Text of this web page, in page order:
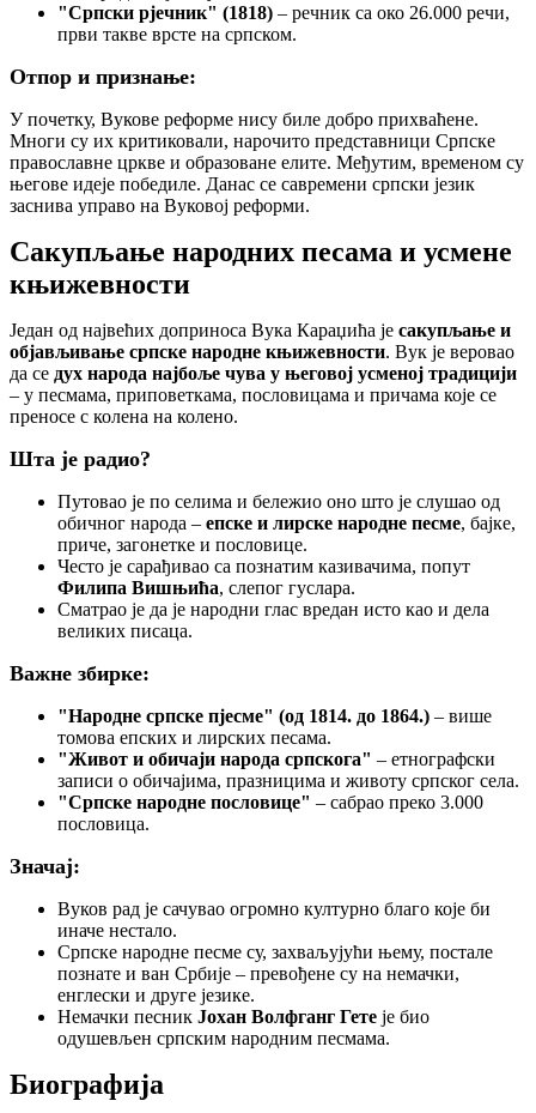
"Српски рјечник" (1818) – речник са око 26.000 речи,
први такве врсте на српском.
Отпор и признање:
У почетку, Вукове реформе нису биле добро прихваћене.
Многи су их критиковали, нарочито представници Српске
православне цркве и образоване елите. Међутим, временом су
његове идеје победиле. Данас се савремени српски језик
заснива управо на Вуковој реформи.
Сакупљање народних песама и усмене
књижевности
Један од највећих доприноса Вука Караџића је сакупљање и
објављивање српске народне књижевности. Вук је веровао
да се дух народа најбоље чува у његовој усменој традицији
– у песмама, приповеткама, пословицама и причама које се
преносе с колена на колено.
Шта је радио?
Путовао је по селима и бележио оно што је слушао од
обичног народа – епске и лирске народне песме, бајке,
приче, загонетке и пословице.
Често је сарађивао са познатим казивачима, попут
Филипа Вишњића, слепог гуслара.
Сматрао је да је народни глас вредан исто као и дела
великих писаца.
Важне збирке:
"Народне српске пјесме" (од 1814. до 1864.) – више
томова епских и лирских песама.
"Живот и обичаји народа српскога" – етнографски
записи о обичајима, празницима и животу српског села.
"Српске народне пословице" – сабрао преко 3.000
пословица.
Значај:
Вуков рад је сачувао огромно културно благо које би
иначе нестало.
Српске народне песме су, захваљујући њему, постале
познате и ван Србије – превођене су на немачки,
енглески и друге језике.
Немачки песник Јохан Волфганг Гете је био
одушевљен српским народним песмама.
Биографија